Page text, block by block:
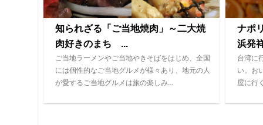
知られざる「ご当地焼肉」～二大焼
肉好きのまち ...
ご当地ラーメンやご当地やきそばをはじめ、全国
には個性的なご当地グルメが様々あり、地元の人
が愛するご当地グルメは旅の楽しみ…
ナポ
浜発
台湾に
い。お
屋に行